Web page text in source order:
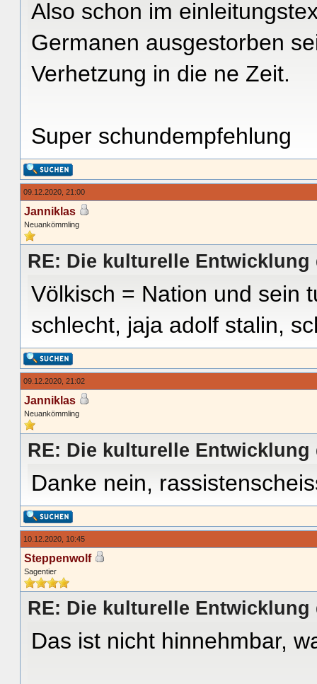
Also schon im
Germanen ausgestorben
Verhetzung in die ne Zeit.
Super schundempfehlung
09.12.2020, 21:00
Janniklas
Neuankömmling
RE: Die kulturelle Entwicklung
Völkisch = Nation und sein
schlecht, jaja adolf stalin,
09.12.2020, 21:02
Janniklas
Neuankömmling
RE: Die kulturelle Entwicklung
Danke nein,
10.12.2020, 10:45
Steppenwolf
Sagentier
RE: Die kulturelle Entwicklung
Das ist nicht hinnehmbar,